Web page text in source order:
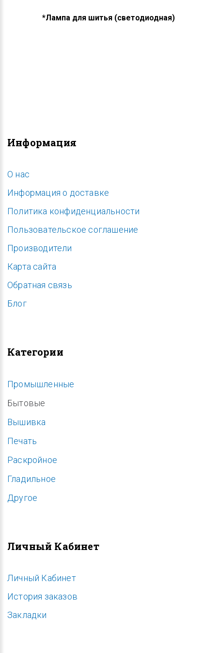
*Лампа для шитья (светодиодная)
Информация
O нас
Информация о доставке
Политика конфиденциальности
Пользовательское соглашение
Производители
Карта сайта
Обратная связь
Блог
Категории
Промышленные
Бытовые
Вышивка
Печать
Раскройное
Гладильное
Другое
Личный Кабинет
Личный Кабинет
История заказов
Закладки